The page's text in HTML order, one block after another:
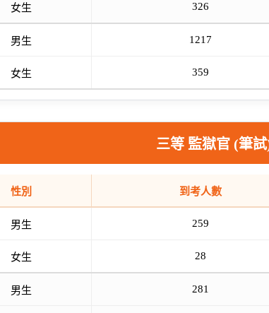
女生 326
男生 1217
女生 359
三等 監獄官 (筆
性別 到考人數
男生 259
女生 28
男生 281